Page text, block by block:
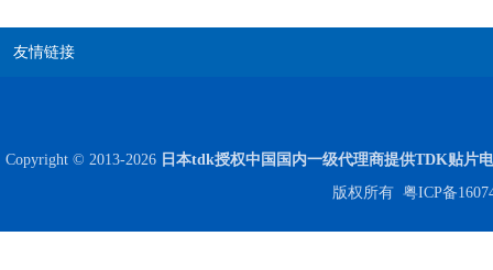
友情链接
Copyright © 2013-2026 日本tdk授权中国国内一级代理商提供TDK贴片
版权所有 粤ICP备